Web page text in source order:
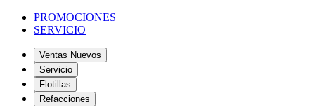
PROMOCIONES
SERVICIO
Ventas Nuevos
Servicio
Flotillas
Refacciones